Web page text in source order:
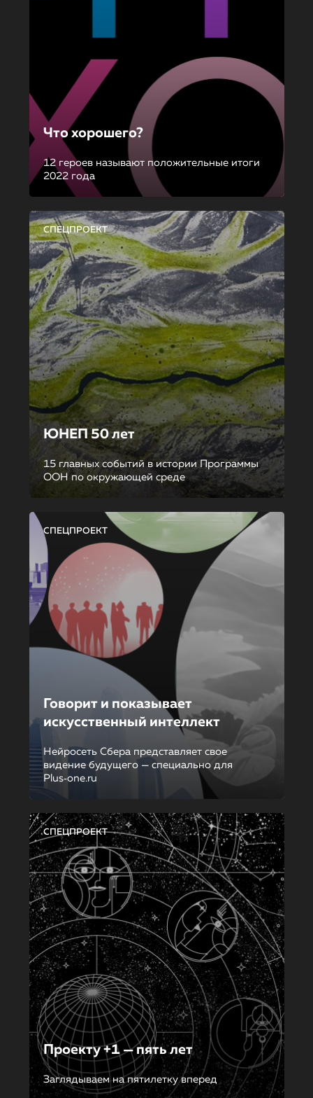
Что хорошего?
12 героев называют положительные итоги
2022 года
СПЕЦПРОЕКТ
ЮНЕП 50 лет
15 главных событий в истории Программы
ООН по окружающей среде
СПЕЦПРОЕКТ
Говорит и показывает
искусственный интеллект
Нейросеть Сбера представляет свое
видение будущего — специально для
Plus‑one.ru
СПЕЦПРОЕКТ
Проекту +1 — пять лет
Заглядываем на пятилетку вперед